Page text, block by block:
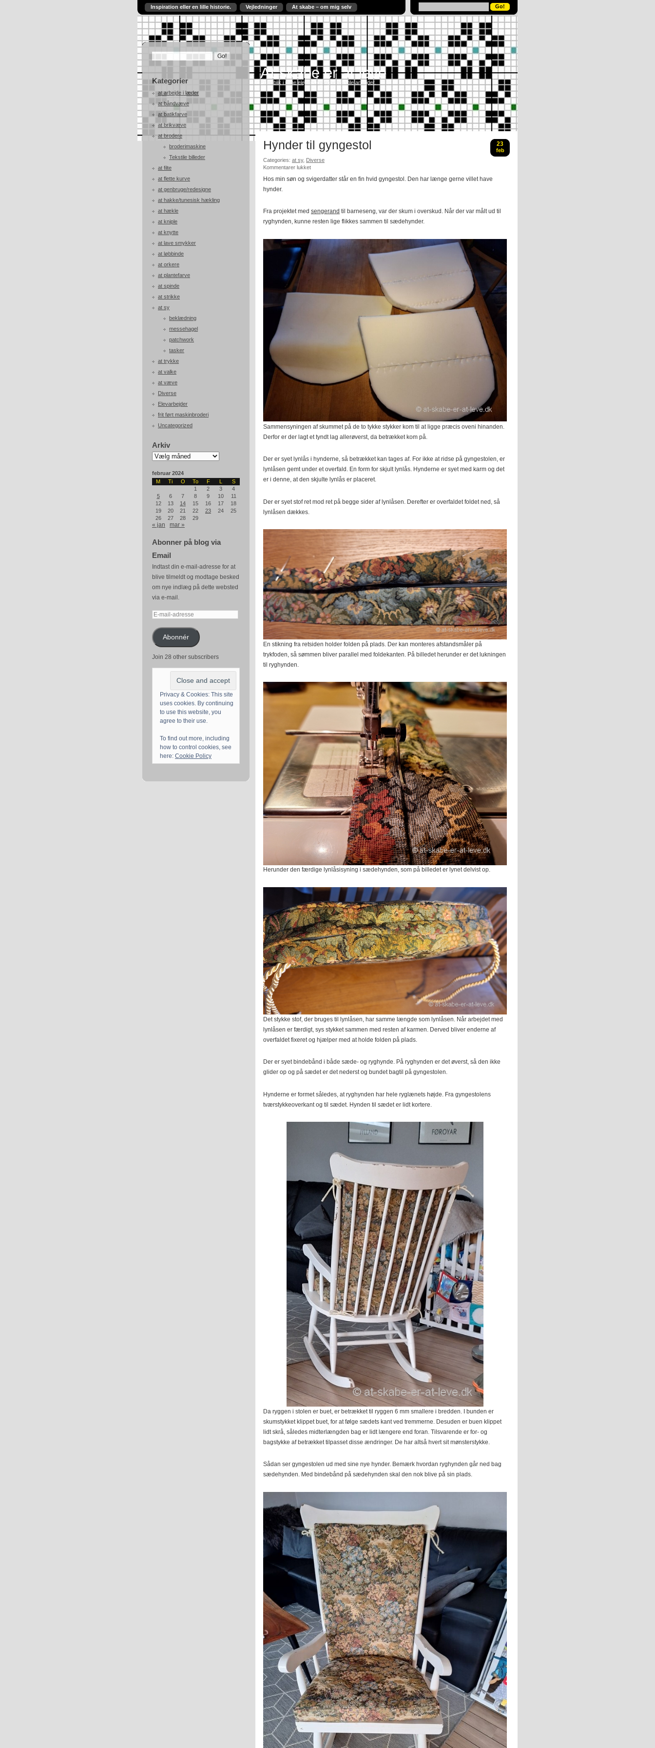
Inspiration eller en lille historie. Vejledninger At skabe – om mig selv
Kategorier
at arbejde i læder
at båndvæve
at batikfarve
at brikvæve
at brodere
broderimaskine
Tekstile billeder
at filte
at flette kurve
at genbruge/redesigne
at hakke/tunesisk hækling
at hækle
at kniple
at knytte
at lave smykker
at løbbinde
at orkere
at plantefarve
at spinde
at strikke
at sy
beklædning
messehagel
patchwork
tasker
at trykke
at valke
at væve
Diverse
Elevarbejder
frit ført maskinbroderi
Uncategorized
Arkiv
Arkiv
februar 2024
M
Ti O To F L
S
1
2 3
4
5
6 7 8 9 10
11
12
13 14 15 16 17
18
19
20 21 22 23 24
25
26
27 28 29
« jan mar »
Abonner på blog via
Email
Indtast din e-mail-adresse for at
blive tilmeldt og modtage besked
om nye indlæg på dette websted
via e-mail.
E-
adresseAbonnér
Join 28 other subscribers
Privacy & Cookies: This site
uses cookies. By continuing
to use this website, you
agree to their use.
To find out more, including
how to control cookies, see
here: Cookie Policy
At skabe er at leve
Et indblik i mine elevers og egne tekstile arbejder.
Hynder til gyngestol 23
feb
Categories: at sy, Diverse
Kommentarer lukkettil
til
Hos min søn og svigerdatter står en fin hvid gyngestol. Den har længe gerne villet have
hynder.
Fra projektet med sengerand til barneseng, var der skum i overskud. Når der var målt ud til
ryghynden, kunne resten lige flikkes sammen til sædehynder.
Sammensyningen af skummet på de to tykke stykker kom til at ligge præcis oveni hinanden.
Derfor er der lagt et tyndt lag allerøverst, da betrækket kom på.
Der er syet lynlås i hynderne, så betrækket kan tages af. For ikke at ridse på gyngestolen, er
lynlåsen gemt under et overfald. En form for skjult lynlås. Hynderne er syet med karm og det
er i denne, at den skjulte lynlås er placeret.
Der er syet stof ret mod ret på begge sider af lynlåsen. Derefter er overfaldet foldet ned, så
lynlåsen dækkes.
En stikning fra retsiden holder folden på plads. Der kan monteres afstandsmåler på
trykfoden, så sømmen bliver parallel med foldekanten. På billedet herunder er det lukningen
til ryghynden.
Herunder den færdige lynlåsisyning i sædehynden, som på billedet er lynet delvist op.
Det stykke stof, der bruges til lynlåsen, har samme længde som lynlåsen. Når arbejdet med
lynlåsen er færdigt, sys stykket sammen med resten af karmen. Derved bliver enderne af
overfaldet fixeret og hjælper med at holde folden på plads.
Der er syet bindebånd i både sæde- og ryghynde. På ryghynden er det øverst, så den ikke
glider op og på sædet er det nederst og bundet bagtil på gyngestolen.
Hynderne er formet således, at ryghynden har hele ryglænets højde. Fra gyngestolens
tværstykkeoverkant og til sædet. Hynden til sædet er lidt kortere.
Da ryggen i stolen er buet, er betrækket til ryggen 6 mm smallere i bredden. I bunden er
skumstykket klippet buet, for at følge sædets kant ved tremmerne. Desuden er buen klippet
lidt skrå, således midterlængden bag er lidt længere end foran. Tilsvarende er for- og
bagstykke af betrækket tilpasset disse ændringer. De har altså hvert sit mønsterstykke.
Sådan ser gyngestolen ud med sine nye hynder. Bemærk hvordan ryghynden går ned bag
sædehynden. Med bindebånd på sædehynden skal den nok blive på sin plads.